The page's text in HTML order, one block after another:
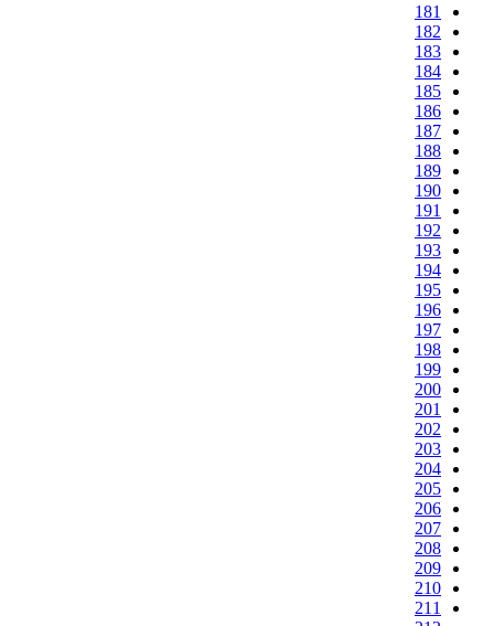
181
182
183
184
185
186
187
188
189
190
191
192
193
194
195
196
197
198
199
200
201
202
203
204
205
206
207
208
209
210
211